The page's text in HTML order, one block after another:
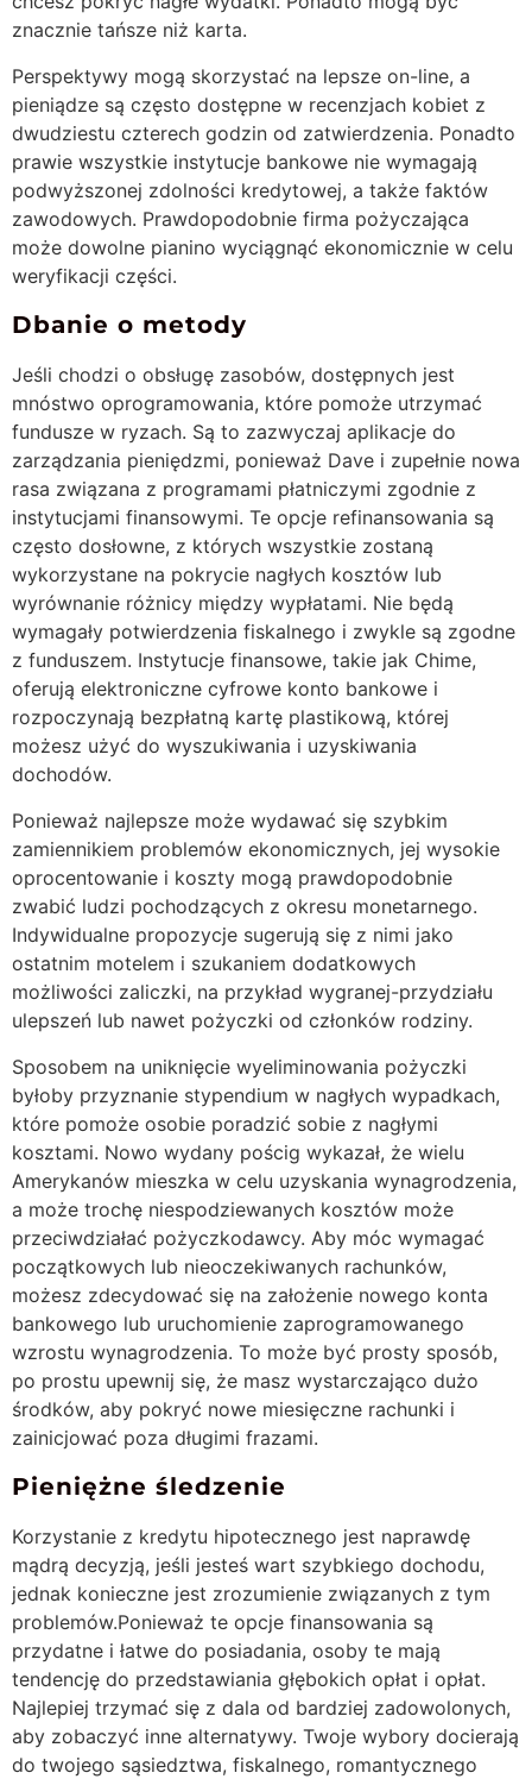
znacznie tańsze niż karta.
Perspektywy mogą skorzystać na lepsze on-line, a
pieniądze są często dostępne w recenzjach kobiet z
dwudziestu czterech godzin od zatwierdzenia. Ponadto
prawie wszystkie instytucje bankowe nie wymagają
podwyższonej zdolności kredytowej, a także faktów
zawodowych. Prawdopodobnie firma pożyczająca
może dowolne pianino wyciągnąć ekonomicznie w celu
weryfikacji części.
Dbanie o metody
Jeśli chodzi o obsługę zasobów, dostępnych jest
mnóstwo oprogramowania, które pomoże utrzymać
fundusze w ryzach. Są to zazwyczaj aplikacje do
zarządzania pieniędzmi, ponieważ Dave i zupełnie nowa
rasa związana z programami płatniczymi zgodnie z
instytucjami finansowymi. Te opcje refinansowania są
często dosłowne, z których wszystkie zostaną
wykorzystane na pokrycie nagłych kosztów lub
wyrównanie różnicy między wypłatami. Nie będą
wymagały potwierdzenia fiskalnego i zwykle są zgodne
z funduszem. Instytucje finansowe, takie jak Chime,
oferują elektroniczne cyfrowe konto bankowe i
rozpoczynają bezpłatną kartę plastikową, której
możesz użyć do wyszukiwania i uzyskiwania
dochodów.
Ponieważ najlepsze może wydawać się szybkim
zamiennikiem problemów ekonomicznych, jej wysokie
oprocentowanie i koszty mogą prawdopodobnie
zwabić ludzi pochodzących z okresu monetarnego.
Indywidualne propozycje sugerują się z nimi jako
ostatnim motelem i szukaniem dodatkowych
możliwości zaliczki, na przykład wygranej-przydziału
ulepszeń lub nawet pożyczki od członków rodziny.
Sposobem na uniknięcie wyeliminowania pożyczki
byłoby przyznanie stypendium w nagłych wypadkach,
które pomoże osobie poradzić sobie z nagłymi
kosztami. Nowo wydany pościg wykazał, że wielu
Amerykanów mieszka w celu uzyskania wynagrodzenia,
a może trochę niespodziewanych kosztów może
przeciwdziałać pożyczkodawcy. Aby móc wymagać
początkowych lub nieoczekiwanych rachunków,
możesz zdecydować się na założenie nowego konta
bankowego lub uruchomienie zaprogramowanego
wzrostu wynagrodzenia. To może być prosty sposób,
po prostu upewnij się, że masz wystarczająco dużo
środków, aby pokryć nowe miesięczne rachunki i
zainicjować poza długimi frazami.
Pieniężne śledzenie
Korzystanie z kredytu hipotecznego jest naprawdę
mądrą decyzją, jeśli jesteś wart szybkiego dochodu,
jednak konieczne jest zrozumienie związanych z tym
problemów.Ponieważ te opcje finansowania są
przydatne i łatwe do posiadania, osoby te mają
tendencję do przedstawiania głębokich opłat i opłat.
Najlepiej trzymać się z dala od bardziej zadowolonych,
aby zobaczyć inne alternatywy. Twoje wybory docierają
do twojego sąsiedztwa, fiskalnego, romantycznego